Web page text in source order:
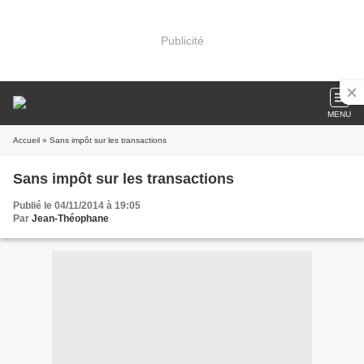
Publicité
MENU
Accueil » Sans impôt sur les transactions
Sans impôt sur les transactions
Publié le 04/11/2014 à 19:05
Par Jean-Théophane